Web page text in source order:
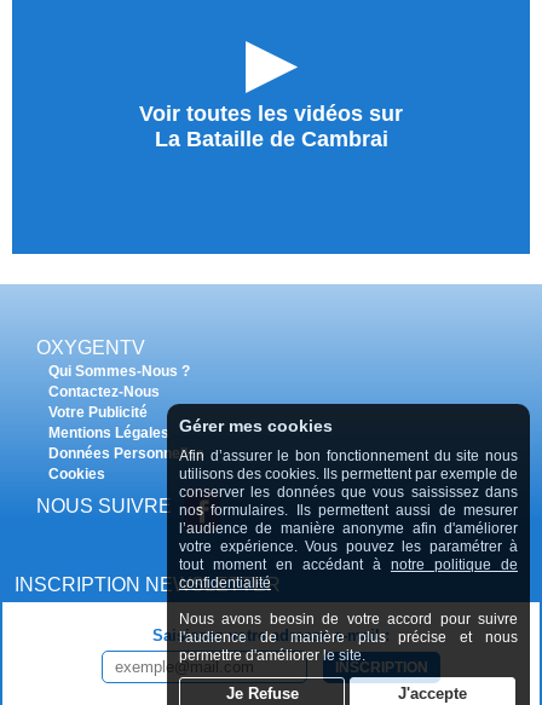
►
Voir toutes les vidéos sur
La Bataille de Cambrai
OXYGENTV
Qui Sommes-Nous ?
Contactez-Nous
Votre Publicité
Mentions Légales
Données Personnelles
Cookies
NOUS SUIVRE
INSCRIPTION NEWSLETTER
Saisissez votre adresse e-mail :
INSCRIPTION
Gérer mes cookies
Afin d’assurer le bon fonctionnement du site nous
utilisons des cookies. Ils permettent par exemple de
conserver les données que vous saississez dans
nos formulaires. Ils permettent aussi de mesurer
l’audience de manière anonyme afin d'améliorer
votre expérience. Vous pouvez les paramétrer à
tout moment en accédant à notre politique de
confidentialité
Nous avons beosin de votre accord pour suivre
l'audience de manière plus précise et nous
permettre d'améliorer le site.